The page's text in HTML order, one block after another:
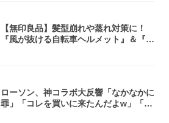
【無印良品】髪型崩れや蒸れ対策に！
『風が抜ける自転車ヘルメット』＆『2
ローソン、神コラボ大反響「なかなかに
罪」「コレを買いに来たんだよw」「３